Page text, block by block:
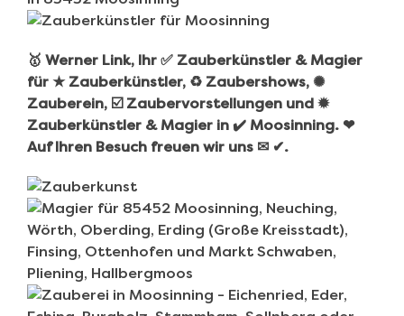
🥇 Werner Link, Ihr ✅ Zauberkünstler & Magier
für ★ Zauberkünstler, ♻ Zaubershows, ✺
Zauberein, ☑️ Zaubervorstellungen und ✹
Zauberkünstler & Magier in ✔️ Moosinning. ❤
Auf Ihren Besuch freuen wir uns ✉ ✔.